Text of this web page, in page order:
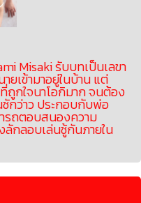
Misaki รับบทเป็นเลขา
ยเข้ามาอยู่ในบ้าน แต่
ถูกใจนาโอกิมาก จนต้อง
กว่าว ประกอบกับพ่อ
รถตอบสนองความ
ลักลอบเล่นชู้กันภายใน